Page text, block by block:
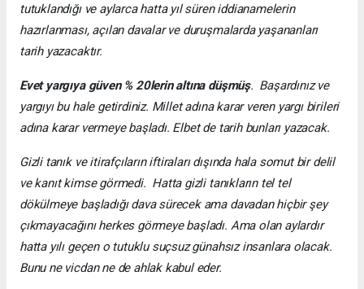
tutuklandığı ve aylarca hatta yıl süren iddianamelerin
hazırlanması, açılan davalar ve duruşmalarda yaşananları
tarih yazacaktır.
Evet yargıya güven % 20lerin altına düşmüş. Başardınız ve
yargıyı bu hale getirdiniz. Millet adına karar veren yargı birileri
adına karar vermeye başladı. Elbet de tarih bunları yazacak.
Gizli tanık ve itirafçıların iftiraları dışında hala somut bir delil
ve kanıt kimse görmedi. Hatta gizli tanıkların tel tel
dökülmeye başladığı dava sürecek ama davadan hiçbir şey
çıkmayacağını herkes görmeye başladı. Ama olan aylardır
hatta yılı geçen o tutuklu suçsuz günahsız insanlara olacak.
Bunu ne vicdan ne de ahlak kabul eder.